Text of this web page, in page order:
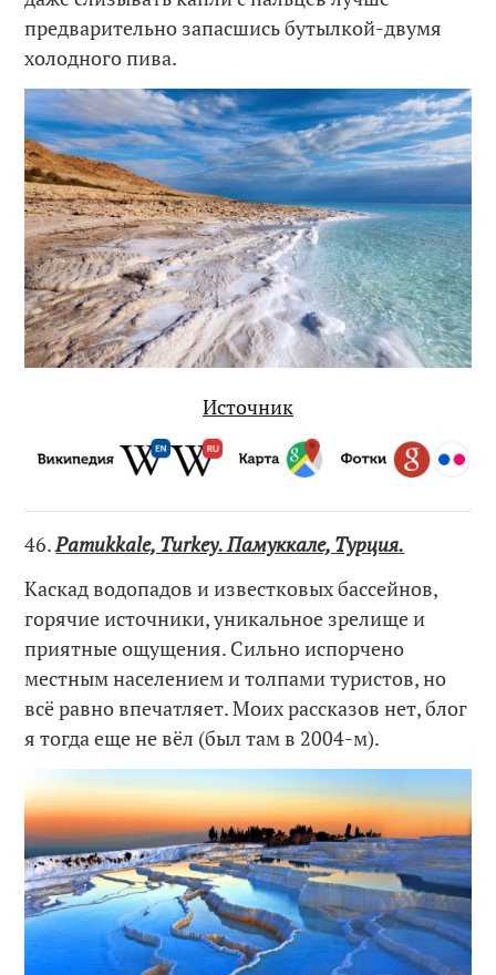
предварительно запасшись бутылкой-двумя
холодного пива.
Источник
46.Pamukkale, Turkey. Памуккале, Турция.
Каскад водопадов и известковых бассейнов,
горячие источники, уникальное зрелище и
приятные ощущения. Сильно испорчено
местным населением и толпами туристов, но
всё равно впечатляет. Моих рассказов нет, блог
я тогда еще не вёл (был там в 2004-м).